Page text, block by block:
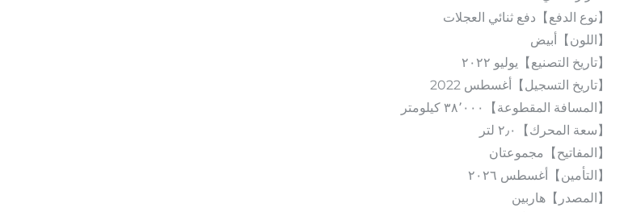
【نوع الدفع】دفع ثنائي العجلات
【اللون】أبيض
【تاريخ التصنيع】يوليو ٢٠٢٢
【تاريخ التسجيل】أغسطس 2022
【المسافة المقطوعة】٣٨٬٠٠٠ كيلومتر
【سعة المحرك】٢٫٠ لتر
【المفاتيح】مجموعتان
【التأمين】أغسطس ٢٠٢٦
【المصدر】هاربين